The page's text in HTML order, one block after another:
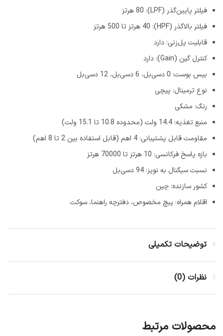
فیلتر پایین‌گذر (LPF): 80 هرتز
فیلتر بالاگذر (HPF): 40 هرتز تا 500 هرتز
قابلیت پل‌زنی: دارد
کنترل گین (Gain): دارد
بیس بوست: 0 دسی‌بل، 6 دسی‌بل، 12 دسی‌بل
نوع ترمینال: پیچی
رنگ: مشکی
منبع تغذیه: 14.4 ولت (محدوده 10.8 تا 15.1 ولت)
مقاومت قابل پشتیبانی: 4 اهم (قابل استفاده بین 2 تا 8 اهم)
بازه پاسخ فرکانسی: 10 هرتز تا 70000 هرتز
نسبت سیگنال به نویز: 94 دسی‌بل
کشور سازنده: چین
اقلام همراه: پیچ مخصوص، دفترچه راهنما، سوکت
توضیحات تکمیلی
نظرات (0)
محصولات مرتبط